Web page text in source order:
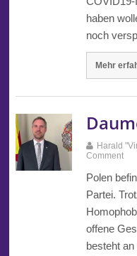
haben
noch
Mehr
Harald
Comment
Polen
Partei.
offene
besteht